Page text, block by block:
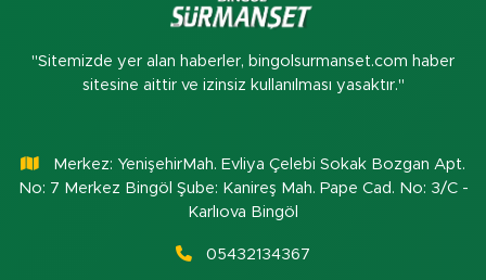
"Sitemizde yer alan haberler, bingolsurmanset.com haber
sitesine aittir ve izinsiz kullanılması yasaktır."
Merkez: YenişehirMah. Evliya Çelebi Sokak Bozgan Apt.
No: 7 Merkez Bingöl Şube: Kanireş Mah. Pape Cad. No: 3/C -
Karlıova Bingöl
05432134367